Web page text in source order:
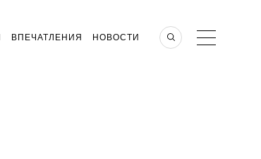
ВПЕЧАТЛЕНИЯ НОВОСТИ